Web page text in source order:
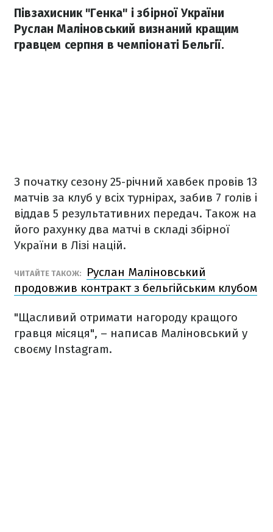
Півзахисник "Генка" і збірної України
Руслан Маліновський визнаний кращим
гравцем серпня в чемпіонаті Бельгії.
З початку сезону 25-річний хавбек провів 13
матчів за клуб у всіх турнірах, забив 7 голів і
віддав 5 результативних передач. Також на
його рахунку два матчі в складі збірної
України в Лізі націй.
ЧИТАЙТЕ ТАКОЖ:
Руслан Маліновський
продовжив контракт з бельгійським клубом
"Щасливий отримати нагороду кращого
гравця місяця", – написав Маліновський у
своєму Instagram.